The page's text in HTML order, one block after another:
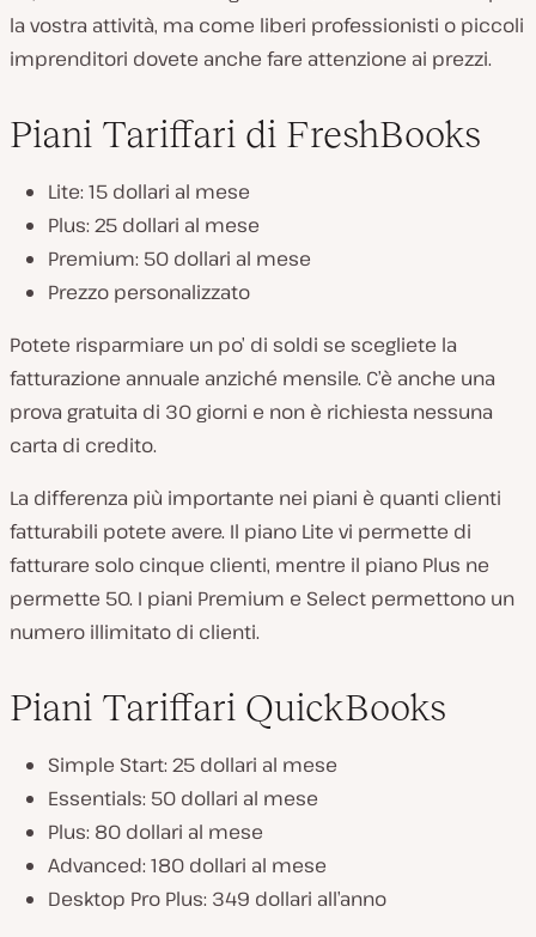
la vostra attività, ma come liberi professionisti o piccoli
imprenditori dovete anche fare attenzione ai prezzi.
Piani Tariffari di FreshBooks
Lite: 15 dollari al mese
Plus: 25 dollari al mese
Premium: 50 dollari al mese
Prezzo personalizzato
Potete risparmiare un po’ di soldi se scegliete la
fatturazione annuale anziché mensile. C’è anche una
prova gratuita di 30 giorni e non è richiesta nessuna
carta di credito.
La differenza più importante nei piani è quanti clienti
fatturabili potete avere. Il piano Lite vi permette di
fatturare solo cinque clienti, mentre il piano Plus ne
permette 50. I piani Premium e Select permettono un
numero illimitato di clienti.
Piani Tariffari QuickBooks
Simple Start: 25 dollari al mese
Essentials: 50 dollari al mese
Plus: 80 dollari al mese
Advanced: 180 dollari al mese
Desktop Pro Plus: 349 dollari all’anno